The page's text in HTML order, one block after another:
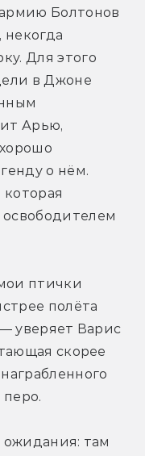
Болтонов
некогда
Для этого
в Джоне
Арью,
о нём.
птички
полёта
уверяет Варис
скорее
перо.
ожидания: там